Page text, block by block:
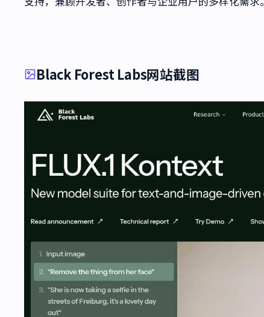
Black Forest Labs网站截图